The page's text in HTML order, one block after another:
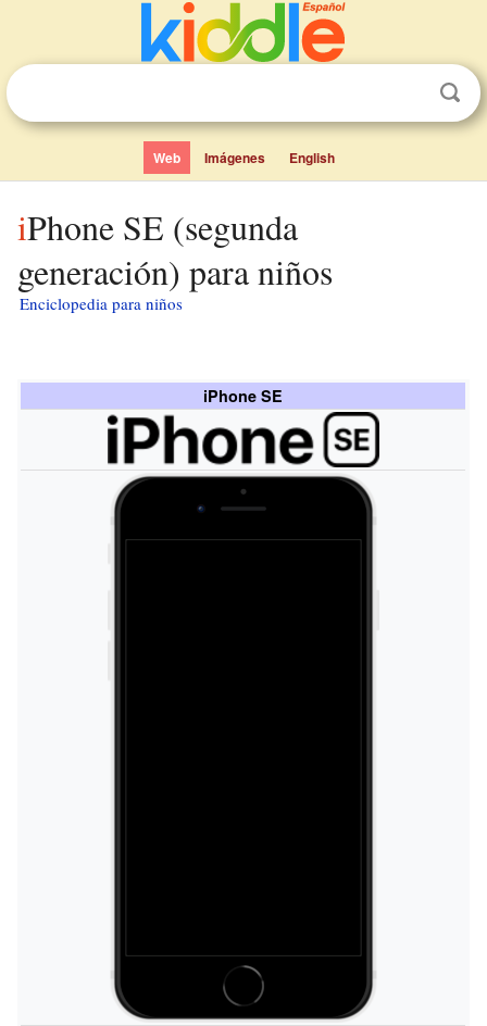
Web Imágenes English
iPhone SE (segunda
generación) para niños
Enciclopedia para niños
iPhone SE